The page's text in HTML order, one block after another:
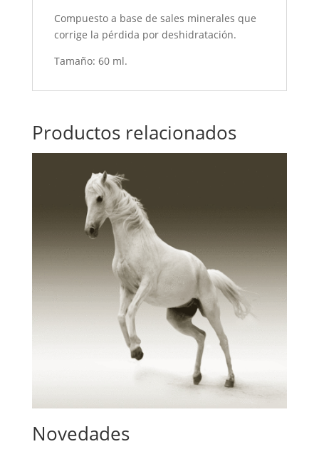
Compuesto a base de sales minerales que
corrige la pérdida por deshidratación.
Tamaño: 60 ml.
Productos relacionados
Novedades